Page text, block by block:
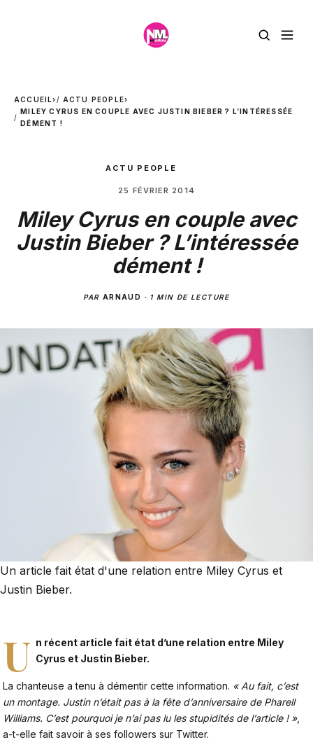
ACCUEIL› ACTU PEOPLE›
MILEY CYRUS EN COUPLE AVEC JUSTIN BIEBER ? L’INTÉRESSÉE
DÉMENT !
ACTU PEOPLE
25 FÉVRIER 2014
Miley Cyrus en couple avec
Justin Bieber ? L’intéressée
dément !
PAR ARNAUD · 1 MIN DE LECTURE
Un article fait état d'une relation entre Miley Cyrus et
Justin Bieber.
U n récent article fait état d’une relation entre Miley
Cyrus et Justin Bieber.
La chanteuse a tenu à démentir cette information. « Au fait, c’est
un montage. Justin n’était pas à la fête d’anniversaire de Pharell
Williams. C’est pourquoi je n’ai pas lu les stupidités de l’article ! »,
a-t-elle fait savoir à ses followers sur Twitter.